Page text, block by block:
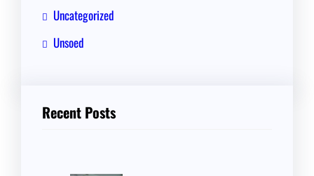
Uncategorized
Unsoed
Recent Posts